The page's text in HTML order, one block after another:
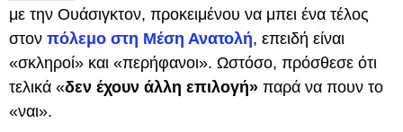
με την Ουάσιγκτον, προκειμένου να μπει ένα τέλος
στον πόλεμο στη Μέση Ανατολή, επειδή είναι
«σκληροί» και «περήφανοι». Ωστόσο, πρόσθεσε ότι
τελικά «δεν έχουν άλλη επιλογή» παρά να πουν το
«ναι».